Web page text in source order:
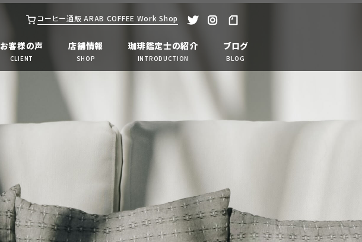
アラブ珈琲コンシェルジュ
コーヒー通販 ARAB COFFEE Work Shop tweet instagram
お客様の声
CLIENT
店舗情報
SHOP
珈琲鑑定士の紹介
INTRODUCTION
ブログ
BLOG